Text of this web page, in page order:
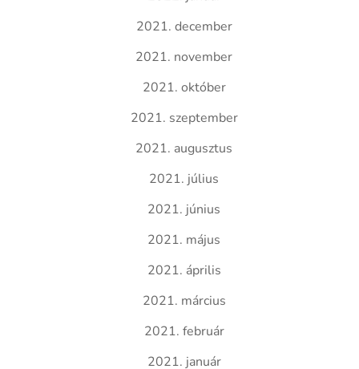
2021. december
2021. november
2021. október
2021. szeptember
2021. augusztus
2021. július
2021. június
2021. május
2021. április
2021. március
2021. február
2021. január